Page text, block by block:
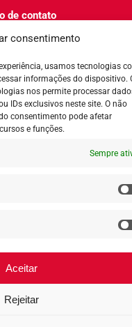
consentimento
usamos tecnologias
informações do dispositivo.
nos permite processar
IDs exclusivos neste site. O não
consentimento pode afetar
e funções.
Sempre
Aceitar
Rejeitar
de contato
igualdade salarial
Atendimento:
8h ás 18h